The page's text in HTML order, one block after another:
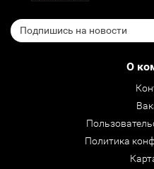
О
Политика